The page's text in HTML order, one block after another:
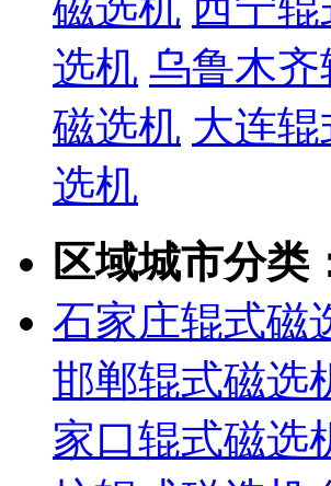
选机 乌鲁木
磁选机 大连
选机
区域城市分类
石家庄辊式磁
邯郸辊式磁选
家口辊式磁选